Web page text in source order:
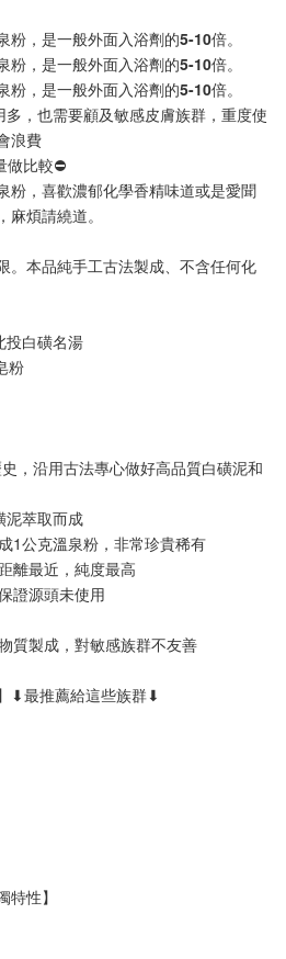
粉，是一般外面入浴劑的5-10倍。
粉，是一般外面入浴劑的5-10倍。
粉，是一般外面入浴劑的5-10倍。
多，也需要顧及敏感皮膚族群，重度使
浪費
做比較⛔️
粉，喜歡濃郁化學香精味道或是愛聞
煩請繞道。
。本品純手工古法製成、不含任何化
投白磺名湯
粉
，沿用古法專心做好高品質白磺泥和
泥萃取而成
1公克溫泉粉，非常珍貴稀有
離最近，純度最高
證源頭未使用
質製成，對敏感族群不友善
⬇︎最推薦給這些族群⬇︎
特性】